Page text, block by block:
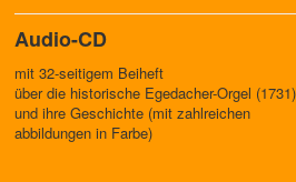
Audio-CD
mit 32-seitigem Beiheft
über die historische Egedacher-Orgel (1731)
und ihre Geschichte (mit zahlreichen
abbildungen in Farbe)